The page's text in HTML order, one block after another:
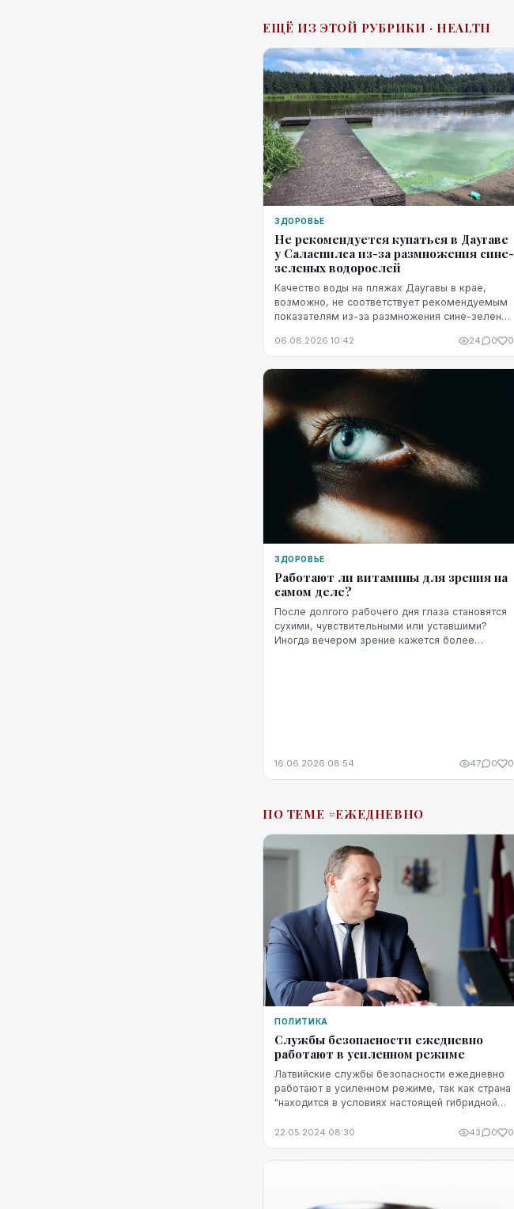
ЕЩЁ ИЗ ЭТОЙ РУБРИКИ · HEALTH
ЗДОРОВЬЕ
Не рекомендуется купаться в Даугаве
у Саласпилса из-за размножения сине-
зеленых водорослей
Качество воды на пляжах Даугавы в крае,
возможно, не соответствует рекомендуемым
показателям из-за размножения сине-зеленых
06.08.2026 10:42 24 0 0
ЗДОРОВЬЕ
Работают ли витамины для зрения на
самом деле?
После долгого рабочего дня глаза становятся
сухими, чувствительными или уставшими?
Иногда вечером зрение кажется более
16.06.2026 08:54 47 0 0
ПО ТЕМЕ #ЕЖЕДНЕВНО
ПОЛИТИКА
Службы безопасности ежедневно
работают в усиленном режиме
Латвийские службы безопасности ежедневно
работают в усиленном режиме, так как страна
"находится в условиях настоящей гибридной
Козловскис на пресс-конферен...
22.05.2024 08:30 43 0 0